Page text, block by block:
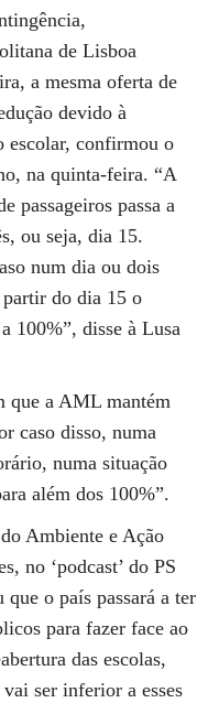
de Lisboa
a mesma oferta de
devido à
escolar, confirmou o
na quinta-feira. “A
passageiros passa a
ou seja, dia 15.
num dia ou dois
do dia 15 o
100%”, disse à Lusa
que a AML mantém
caso disso, numa
numa situação
além dos 100%”.
Ambiente e Ação
no ‘podcast’ do PS
o país passará a ter
para fazer face ao
das escolas,
ser inferior a esses